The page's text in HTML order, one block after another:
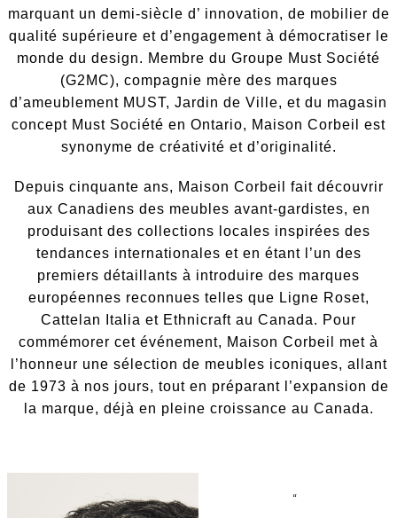
marquant un demi-siècle d’ innovation, de mobilier de
qualité supérieure et d’engagement à démocratiser le
monde du design. Membre du Groupe Must Société
(G2MC), compagnie mère des marques
d’ameublement MUST, Jardin de Ville, et du magasin
concept Must Société en Ontario, Maison Corbeil est
synonyme de créativité et d’originalité.
Depuis cinquante ans, Maison Corbeil fait découvrir
aux Canadiens des meubles avant-gardistes, en
produisant des collections locales inspirées des
tendances internationales et en étant l’un des
premiers détaillants à introduire des marques
européennes reconnues telles que Ligne Roset,
Cattelan Italia et Ethnicraft au Canada. Pour
commémorer cet événement, Maison Corbeil met à
l’honneur une sélection de meubles iconiques, allant
de 1973 à nos jours, tout en préparant l’expansion de
la marque, déjà en pleine croissance au Canada.
“